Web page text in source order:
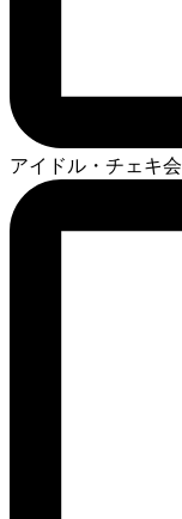
アイドル・チェキ会